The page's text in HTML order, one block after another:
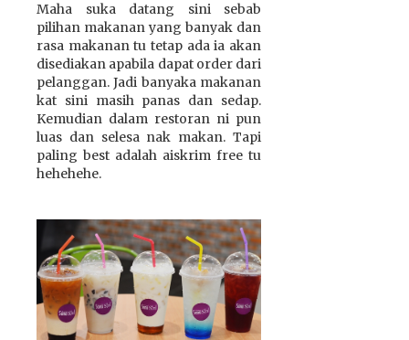
Maha suka datang sini sebab
pilihan makanan yang banyak dan
rasa makanan tu tetap ada ia akan
disediakan apabila dapat order dari
pelanggan. Jadi banyaka makanan
kat sini masih panas dan sedap.
Kemudian dalam restoran ni pun
luas dan selesa nak makan. Tapi
paling best adalah aiskrim free tu
hehehehe.